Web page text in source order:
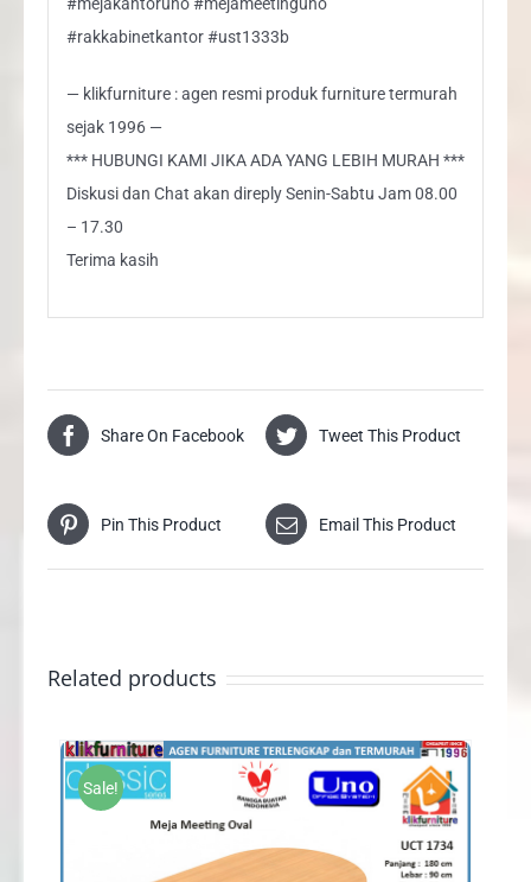
#rakkabinetkantor #ust1333b
— klikfurniture : agen resmi produk furniture termurah
sejak 1996 —
*** HUBUNGI KAMI JIKA ADA YANG LEBIH MURAH ***
Diskusi dan Chat akan direply Senin-Sabtu Jam 08.00
– 17.30
Terima kasih
Share On Facebook Tweet This Product
Pin This Product Email This Product
Related products
Sale!